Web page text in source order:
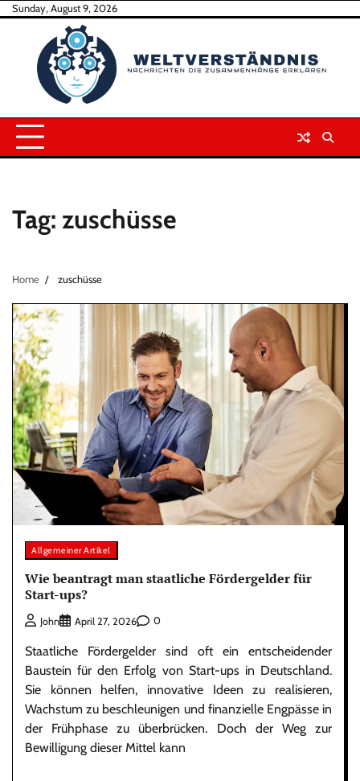
SkipSunday, August 9, 2026
Tag: zuschüsse
Home zuschüsse
Allgemeiner Artikel
Wie beantragt man staatliche Fördergelder für
Start-ups?
John April 27, 2026 0
Staatliche Fördergelder sind oft ein entscheidender
Baustein für den Erfolg von Start-ups in Deutschland.
Sie können helfen, innovative Ideen zu realisieren,
Wachstum zu beschleunigen und finanzielle Engpässe in
der Frühphase zu überbrücken. Doch der Weg zur
Bewilligung dieser Mittel kann